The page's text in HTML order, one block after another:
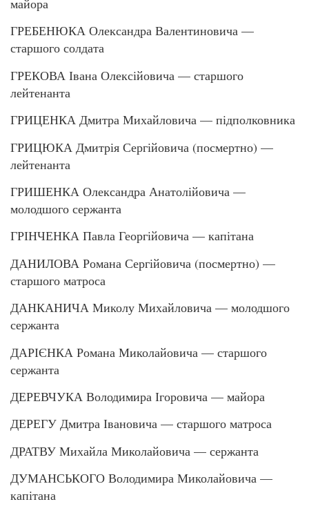
майора
ГРЕБЕНЮКА Олександра Валентиновича —
старшого солдата
ГРЕКОВА Івана Олексійовича — старшого
лейтенанта
ГРИЦЕНКА Дмитра Михайловича — підполковника
ГРИЦЮКА Дмитрія Сергійовича (посмертно) —
лейтенанта
ГРИШЕНКА Олександра Анатолійовича —
молодшого сержанта
ГРІНЧЕНКА Павла Георгійовича — капітана
ДАНИЛОВА Романа Сергійовича (посмертно) —
старшого матроса
ДАНКАНИЧА Миколу Михайловича — молодшого
сержанта
ДАРІЄНКА Романа Миколайовича — старшого
сержанта
ДЕРЕВЧУКА Володимира Ігоровича — майора
ДЕРЕГУ Дмитра Івановича — старшого матроса
ДРАТВУ Михайла Миколайовича — сержанта
ДУМАНСЬКОГО Володимира Миколайовича —
капітана